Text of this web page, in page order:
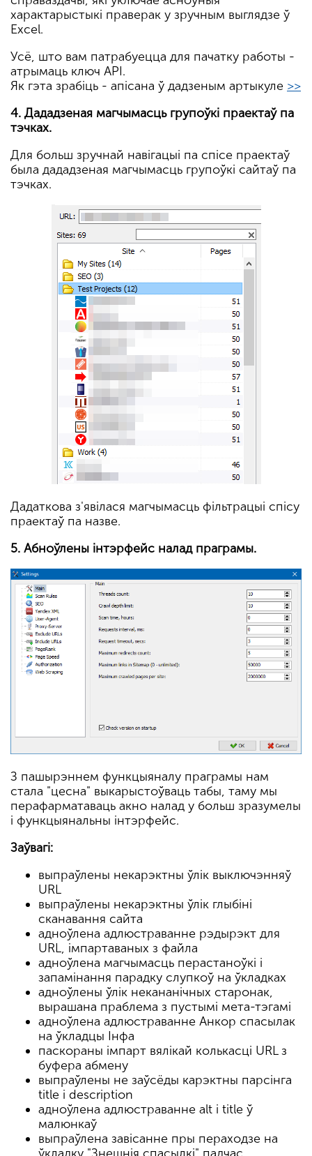
характарыстыкі праверак у зручным выглядзе ў
Excel.
Усё, што вам патрабуецца для пачатку работы -
атрымаць ключ API.
Як гэта зрабіць - апісана ў дадзеным артыкуле >>
4. Дададзеная магчымасць групоўкі праектаў па
тэчках.
Для больш зручнай навігацыі па спісе праектаў
была дададзеная магчымасць групоўкі сайтаў па
тэчках.
Дадаткова з'явілася магчымасць фільтрацыі спісу
праектаў па назве.
5. Абноўлены інтэрфейс налад праграмы.
З пашырэннем функцыяналу праграмы нам
стала "цесна" выкарыстоўваць табы, таму мы
перафарматаваць акно налад у больш зразумелы
і функцыянальны інтэрфейс.
Заўвагі:
выпраўлены некарэктны ўлік выключэнняў
URL
выпраўлены некарэктны ўлік глыбіні
сканавання сайта
адноўлена адлюстраванне рэдырэкт для
URL, імпартаваных з файла
адноўлена магчымасць перастаноўкі і
запамінання парадку слупкоў на ўкладках
адноўлены ўлік некананічных старонак,
вырашана праблема з пустымі мета-тэгамі
адноўлена адлюстраванне Анкор спасылак
на ўкладцы Інфа
паскораны імпарт вялікай колькасці URL з
буфера абмену
выпраўлены не заўсёды карэктны парсінга
title і description
адноўлена адлюстраванне alt і title ў
малюнкаў
выпраўлена завісанне пры пераходзе на